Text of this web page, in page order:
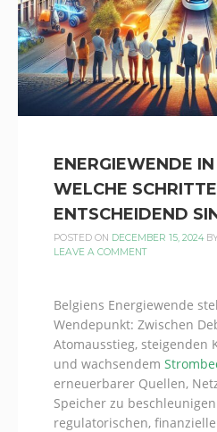
ENERGIEWENDE
WELCHE
ENTSCHEIDEND
POSTED ON DECEMBER 15, 2024
LEAVE A COMMENT
Belgiens Energiewende
Wendepunkt: Zwischen
Atomausstieg, steigenden
und wachsendem
erneuerbarer Quellen,
Speicher zu
regulatorischen,